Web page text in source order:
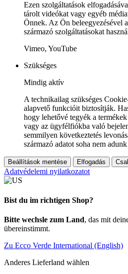
Ezen szolgáltatások
tárolt videókat vagy egyéb
Önnek. Az Ön beleegyezésével
származó szolgáltatásokat
Vimeo, YouTube
Szükséges
Mindig aktív
A technikailag szükséges
alapvető funkcióit biztosítják.
hogy lehetővé tegyék a
vagy az ügyfélfiókba való
semmilyen következtetés
származó adatot soha nem
Beállítások mentése Elfogadás
Adatvédelemi nyilatkozatot
Bist du im richtigen Shop?
Bitte wechsle zum Land, das mit
übereinstimmt.
Zu Ecco Verde International (English)
Anderes Lieferland wählen